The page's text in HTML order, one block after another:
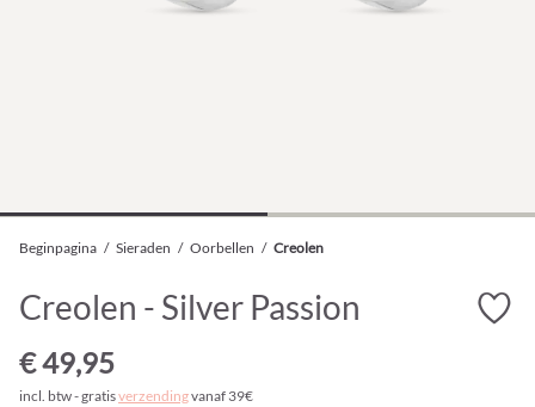
Beginpagina / Sieraden / Oorbellen / Creolen
Creolen - Silver Passion
€ 49,95
incl. btw - gratisverzendingvanaf 39€